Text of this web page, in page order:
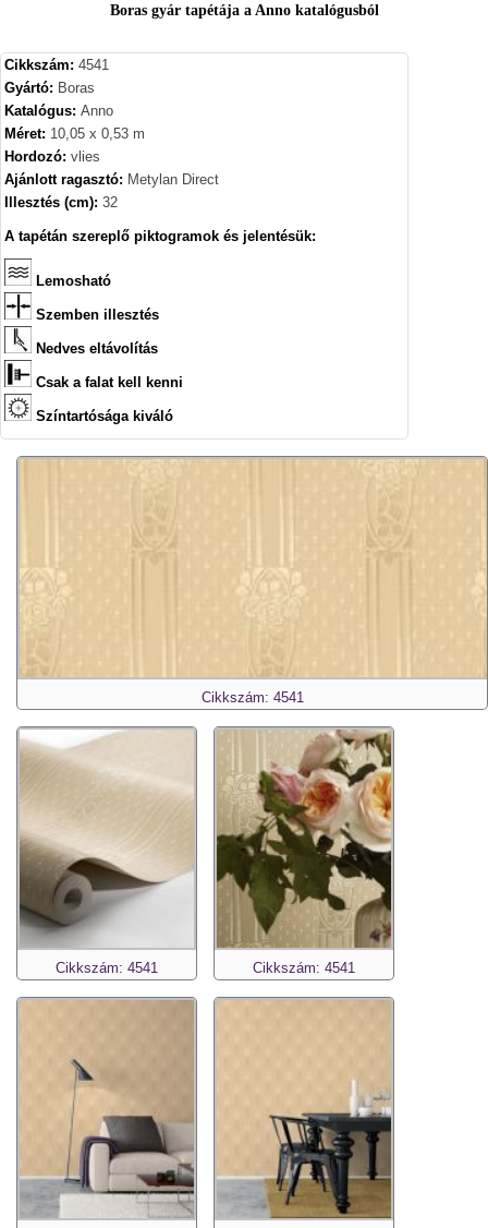
Boras gyár tapétája a Anno katalógusból
Cikkszám: 4541
Gyártó: Boras
Katalógus: Anno
Méret: 10,05 x 0,53 m
Hordozó: vlies
Ajánlott ragasztó: Metylan Direct
Illesztés (cm): 32
A tapétán szereplő piktogramok és jelentésük:
Lemosható
Szemben illesztés
Nedves eltávolítás
Csak a falat kell kenni
Színtartósága kiváló
Cikkszám: 4541
Cikkszám: 4541 Cikkszám: 4541